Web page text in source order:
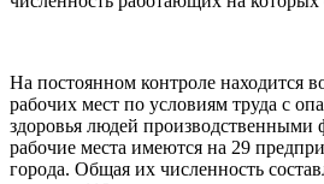
На постоянном контроле находится
рабочих мест по условиям труда с
здоровья людей
рабочие места имеются на 29
города. Общая их численность